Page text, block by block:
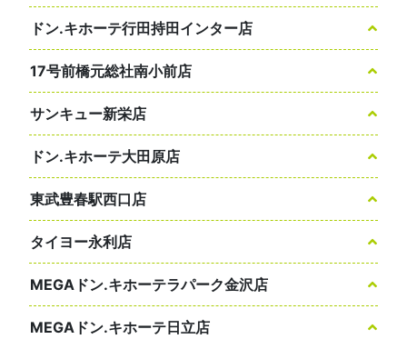
ドン.キホーテ行田持田インター店
17号前橋元総社南小前店
サンキュー新栄店
ドン.キホーテ大田原店
東武豊春駅西口店
タイヨー永利店
MEGAドン.キホーテラパーク金沢店
MEGAドン.キホーテ日立店